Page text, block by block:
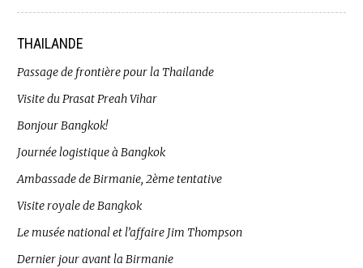
THAILANDE
Passage de frontière pour la Thailande
Visite du Prasat Preah Vihar
Bonjour Bangkok!
Journée logistique à Bangkok
Ambassade de Birmanie, 2ème tentative
Visite royale de Bangkok
Le musée national et l’affaire Jim Thompson
Dernier jour avant la Birmanie